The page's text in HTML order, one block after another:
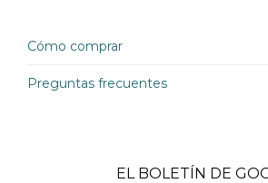
Cómo comprar
Preguntas frecuentes
EL BOLETÍN DE